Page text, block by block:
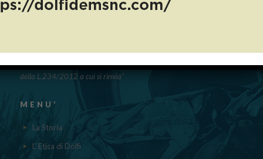
aiuti DE MINIMIS ricevuti dalla nostra impresa nell’anno 2023 sono
contenuti nel registro nazionale degli aiuti di Stato di cui all’ ART.52
della L.234/2012 a cui si rinvia“
MENU’
La Storia
L' Etica di Dolfi